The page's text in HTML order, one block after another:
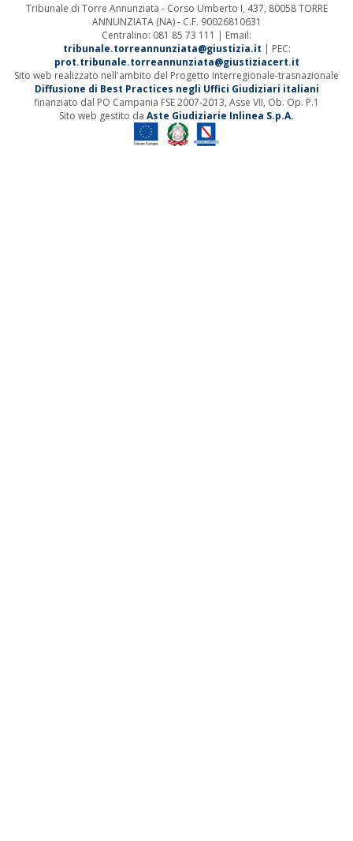
Tribunale di Torre Annunziata - Corso Umberto I, 437, 80058 TORRE
ANNUNZIATA (NA) - C.F. 90026810631
Centralino: 081 85 73 111 | Email:
tribunale.torreannunziata@giustizia.it | PEC:
prot.tribunale.torreannunziata@giustiziacert.it
Sito web realizzato nell'ambito del Progetto Interregionale-trasnazionale
Diffusione di Best Practices negli Uffici Giudiziari italiani
finanziato dal PO Campania FSE 2007-2013, Asse VII, Ob. Op. P.1
Sito web gestito da Aste Giudiziarie Inlinea S.p.A.